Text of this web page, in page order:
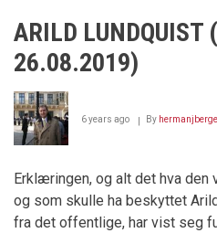
ARILD
26.08.2019)
6 years ago By hermanjberge
Erklæringen, og alt det hva
og som skulle ha beskyttet
fra det offentlige, har vist seg